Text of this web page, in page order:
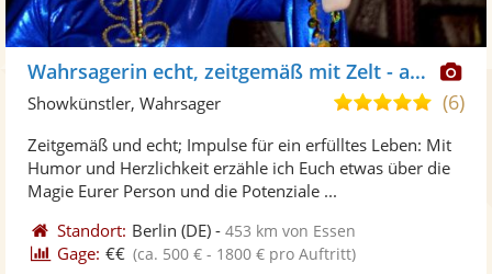
Wahrsagerin echt, zeitgemäß mit Zelt - auch online
5,0
5
(6)
Showkünstler, Wahrsager
Zeitgemäß und echt; Impulse für ein erfülltes Leben: Mit
Humor und Herzlichkeit erzähle ich Euch etwas über die
Magie Eurer Person und die Potenziale ...
Standort: Berlin (DE) -453 km von Essen
Gage: €€ (ca. 500 € - 1800 € pro Auftritt)